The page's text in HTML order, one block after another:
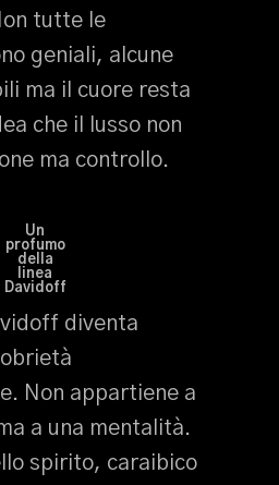
tutte le
geniali, alcune
ma il cuore resta
che il lusso non
ma controllo.
Un
profumo
della
linea
Davidoff
diventa
Non appartiene a
a una mentalità.
spirito, caraibico